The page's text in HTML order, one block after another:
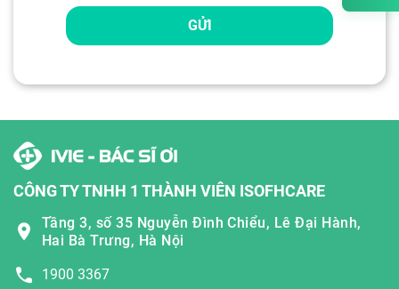
GỬI
CÔNG TY TNHH 1 THÀNH VIÊN ISOFHCARE
Tầng 3, số 35 Nguyễn Đình Chiểu, Lê Đại Hành,
Hai Bà Trưng, Hà Nội
1900 3367